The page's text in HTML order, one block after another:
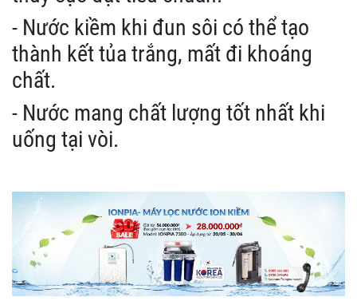
- Nước kiềm khi đun sôi có thể tạo
thành kết tủa trắng, mất đi khoáng
chất.
- Nước mang chất lượng tốt nhất khi
uống tại vòi.